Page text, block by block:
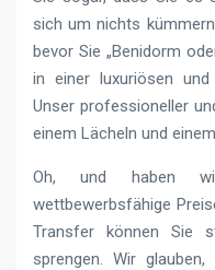
sich um nichts
bevor Sie „Benidorm
in einer luxuriösen
Unser professioneller
einem Lächeln und
Oh, und haben
wettbewerbsfähige
Transfer können Sie
sprengen. Wir